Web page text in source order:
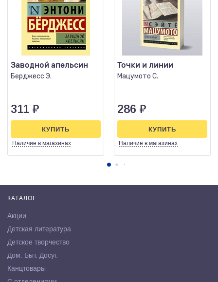
Заводной апельсин
Берджесс Э.
311 ₽
Наличие в магазинах
КУПИТЬ
Точки и линии
Мацумото С.
286 ₽
Наличие в магазинах
КУПИТЬ
КАТАЛОГ
Акции
Детская литература
Детское творчество
Дом. Быт. Досуг.
Канцтовары